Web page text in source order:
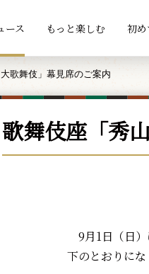
ース もっと楽しむ 初
歌舞伎」幕見席のご案内
歌舞伎座「秀
9月1日（日
下のとおりにな